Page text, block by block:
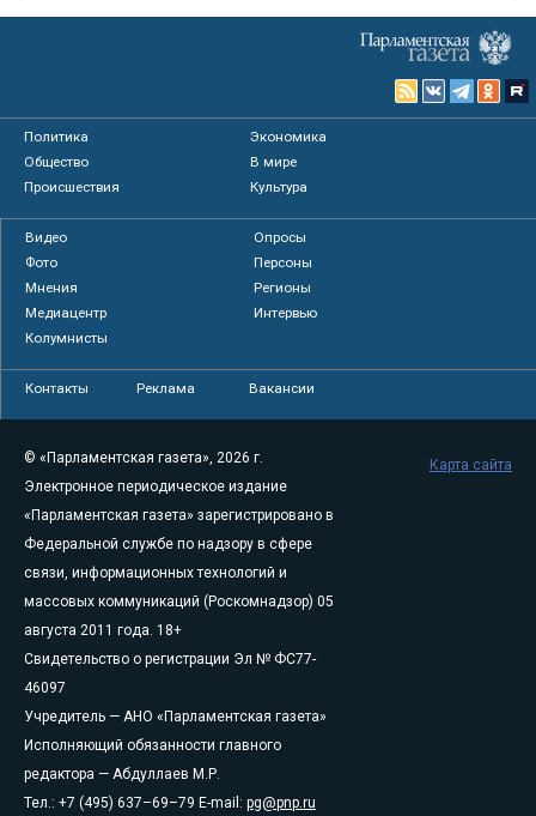
Политика
Экономика
Общество
В мире
Происшествия
Культура
Видео
Опросы
Фото
Персоны
Мнения
Регионы
Медиацентр
Интервью
Колумнисты
Контакты Реклама Вакансии
© «Парламентская газета», 2026 г.
Электронное периодическое издание
«Парламентская газета» зарегистрировано в
Федеральной службе по надзору в сфере
связи, информационных технологий и
массовых коммуникаций (Роскомнадзор) 05
августа 2011 года. 18+
Свидетельство о регистрации Эл № ФС77-
46097
Учредитель — АНО «Парламентская газета»
Исполняющий обязанности главного
редактора — Абдуллаев М.Р.
Тел.: +7 (495) 637–69–79 E-mail: pg@pnp.ru
Карта сайта